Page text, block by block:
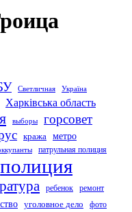
Светличная Україна
Харківська область
выборы горсовет
кража метро
патрульная полиция
полиция
ребенок
ремонт
уголовное дело фото